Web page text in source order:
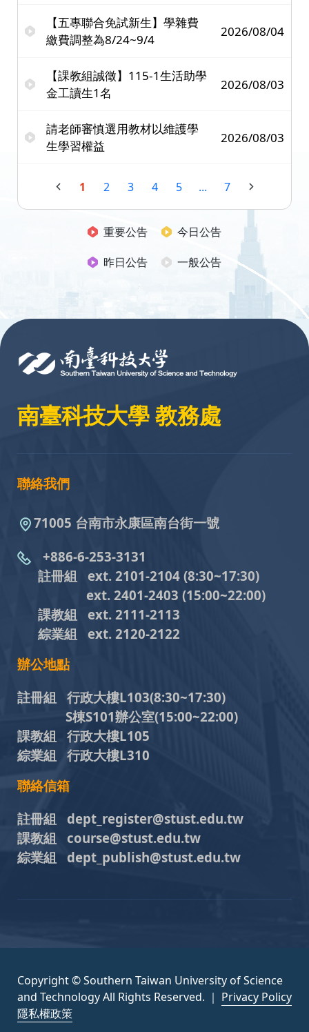
【五專聯合免試新生】學雜費
繳費調整為8/24~9/4
2026/08/04
【課教組誠徵】115-1生活助學
金工讀生1名
2026/08/03
請老師審慎選用教材以維護學
生學習權益
2026/08/03
1 2 3 4 5 ... 7
重要公告
今日公告
昨日公告
一般公告
南臺科技大學 教務處
聯絡我們
71005 台南市永康區南台街一號
+886-6-253-3131
註冊組 ext. 2101-2104 (8:30~17:30)
ext. 2401-2403 (15:00~22:00)
課教組 ext. 2111-2113
綜業組
ext. 2120-2122
辦公地點
註冊組 行政大樓L103(8:30~17:30)
S棟S101辦公室(15:00~22:00)
課教組 行政大樓L105
綜業組 行政大樓L310
聯絡信箱
註冊組 dept_register@stust.edu.tw
課教組 course@stust.edu.tw
綜業組 dept_publish@stust.edu.tw
Copyright © Southern Taiwan University of Science
and Technology All Rights Reserved. ｜ Privacy Policy
隱私權政策